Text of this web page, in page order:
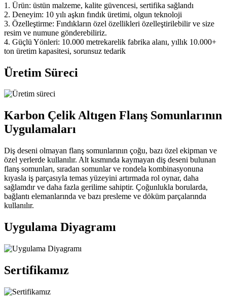
1. Ürün: üstün malzeme, kalite güvencesi, sertifika sağlandı
2. Deneyim: 10 yılı aşkın fındık üretimi, olgun teknoloji
3. Özelleştirme: Fındıkların özel özellikleri özelleştirilebilir ve size
resim ve numune gönderebiliriz.
4. Güçlü Yönleri: 10.000 metrekarelik fabrika alanı, yıllık 10.000+
ton üretim kapasitesi, sorunsuz tedarik
Üretim Süreci
Karbon Çelik Altıgen Flanş Somunlarının
Uygulamaları
Diş deseni olmayan flanş somunlarının çoğu, bazı özel ekipman ve
özel yerlerde kullanılır. Alt kısmında kaymayan diş deseni bulunan
flanş somunları, sıradan somunlar ve rondela kombinasyonuna
kıyasla iş parçasıyla temas yüzeyini artırmada rol oynar, daha
sağlamdır ve daha fazla gerilime sahiptir. Çoğunlukla borularda,
bağlantı elemanlarında ve bazı presleme ve döküm parçalarında
kullanılır.
Uygulama Diyagramı
Sertifikamız